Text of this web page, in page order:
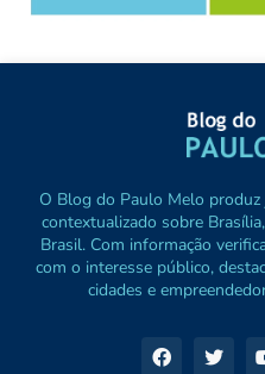
O Blog do Paulo Melo
contextualizado sobre
Brasil. Com informação
com o interesse público,
cidades e